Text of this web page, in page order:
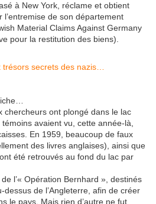
à New York, réclame et obtient
de son département
Material Claims Against Germany
pour la restitution des biens).
chercheurs ont plongé dans le lac
avaient vu, cette année-là,
En 1959, beaucoup de faux
des livres anglaises), ainsi que
été retrouvés au fond du lac par
l’« Opération Bernhard », destinés
de l’Angleterre, afin de créer
le pays. Mais rien d’autre ne fut